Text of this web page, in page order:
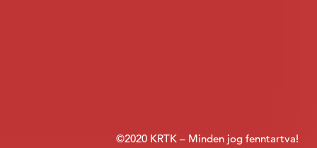
©2020 KRTK – Minden jog fenntartva!